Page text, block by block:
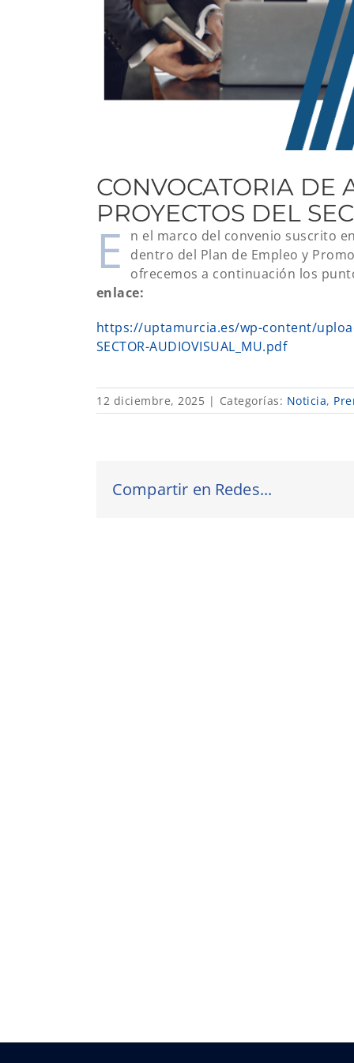
CONVOCATORIA DE
PROYECTOS DEL
E
n el marco del convenio suscrito
dentro del Plan de Empleo y
ofrecemos a continuación los
enlace:
https://uptamurcia.es/wp-content/
SECTOR-AUDIOVISUAL_MU.pdf
12 diciembre, 2025 | Categorías: Noticia,
Compartir en Redes...